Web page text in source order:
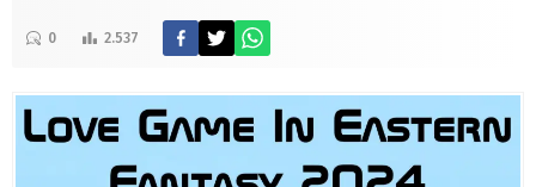
0 2.537